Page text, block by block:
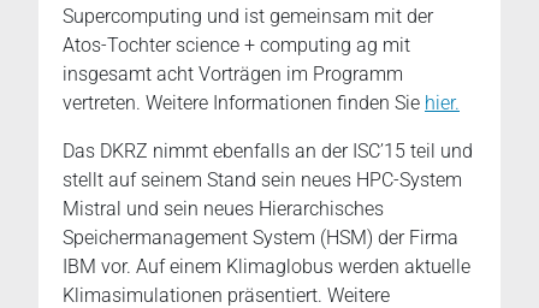
Supercomputing und ist gemeinsam mit der
Atos-Tochter science + computing ag mit
insgesamt acht Vorträgen im Programm
vertreten. Weitere Informationen finden Sie hier.
Das DKRZ nimmt ebenfalls an der ISC’15 teil und
stellt auf seinem Stand sein neues HPC-System
Mistral und sein neues Hierarchisches
Speichermanagement System (HSM) der Firma
IBM vor. Auf einem Klimaglobus werden aktuelle
Klimasimulationen präsentiert. Weitere